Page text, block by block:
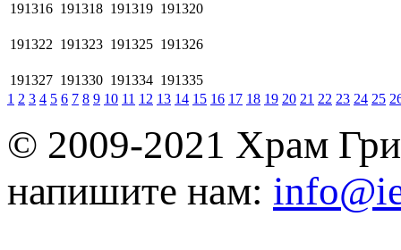
191316 191318 191319 191320
191322 191323 191325 191326
191327 191330 191334 191335
1 2 3 4 5 6 7 8 9 10 11 12 13 14 15 16 17 18 19 20 21 22 23 24 25
© 2009-2021 Храм
напишите нам: